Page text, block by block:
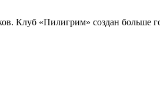
Клуб «Пилигрим» создан больше